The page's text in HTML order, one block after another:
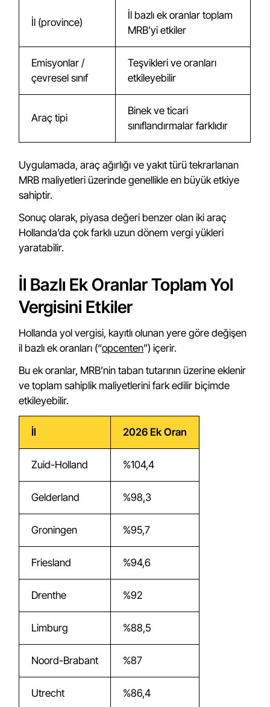
İl (province)
İl bazlı ek oranlar toplam
MRB’yi etkiler
Emisyonlar /
çevresel sınıf
Teşvikleri ve oranları
etkileyebilir
Araç tipi
Binek ve ticari
sınıflandırmalar farklıdır
Uygulamada, araç ağırlığı ve yakıt türü tekrarlanan
MRB maliyetleri üzerinde genellikle en büyük etkiye
sahiptir.
Sonuç olarak, piyasa değeri benzer olan iki araç
Hollanda’da çok farklı uzun dönem vergi yükleri
yaratabilir.
İl Bazlı Ek Oranlar Toplam Yol
Vergisini Etkiler
Hollanda yol vergisi, kayıtlı olunan yere göre değişen
il bazlı ek oranları (“opcenten”) içerir.
Bu ek oranlar, MRB’nin taban tutarının üzerine eklenir
ve toplam sahiplik maliyetlerini fark edilir biçimde
etkileyebilir.
İl 2026 Ek Oran
Zuid-Holland %104,4
Gelderland %98,3
Groningen %95,7
Friesland %94,6
Drenthe %92
Limburg %88,5
Noord-Brabant %87
Utrecht %86,4